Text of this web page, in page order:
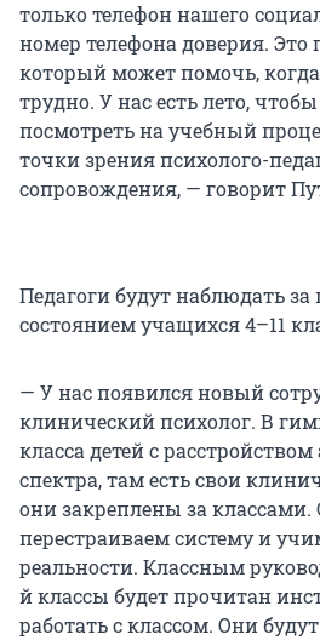
только телефон нашего
номер телефона доверия. Это
который может помочь, когда
трудно. У нас есть лето,
посмотреть на учебный
точки зрения психолого-
сопровождения, — говорит
Педагоги будут наблюдать
состоянием учащихся 4–11
— У нас появился новый
клинический психолог. В
класса детей с
спектра, там есть свои
они закреплены за
перестраиваем систему и
реальности. Классным
й классы будет прочитан
работать с классом. Они